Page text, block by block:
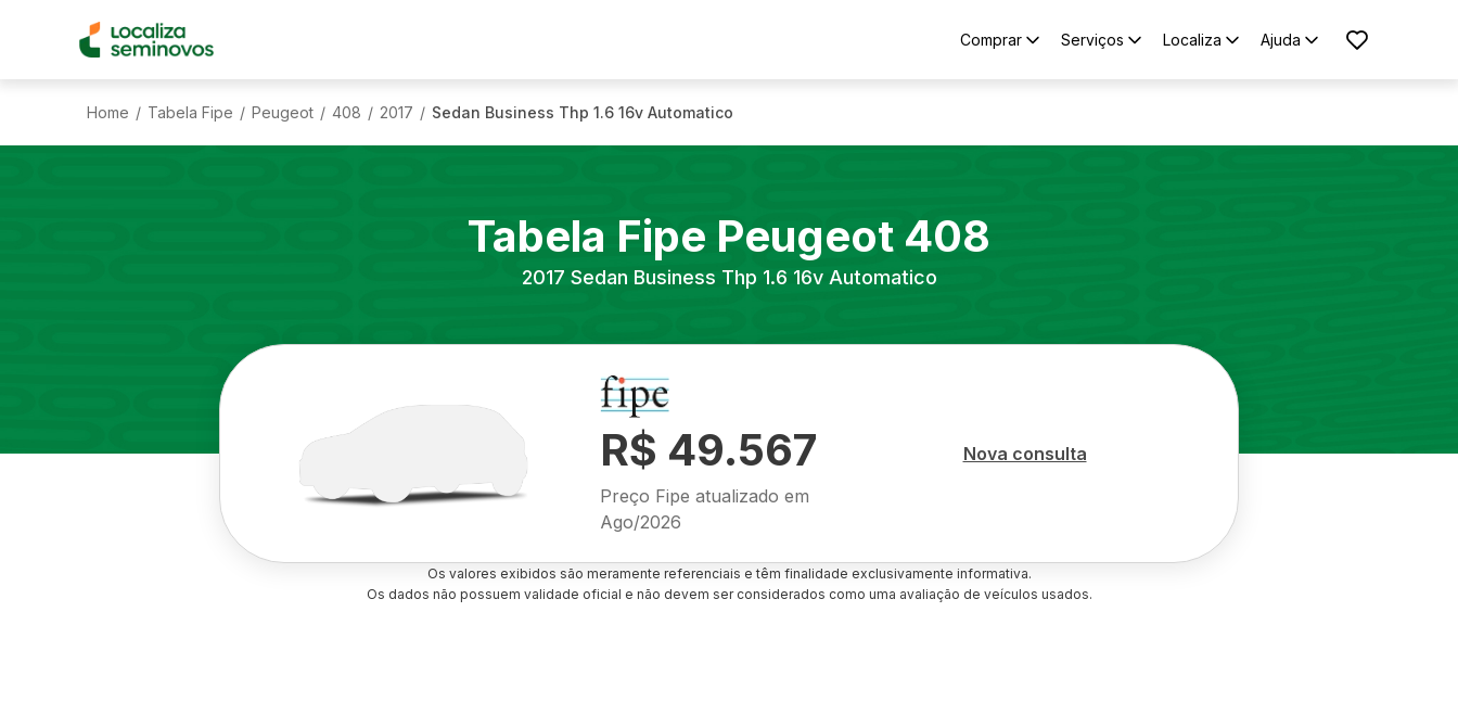
Comprar Serviços Localiza Ajuda
Home / Tabela Fipe / Peugeot / 408 / 2017 / Sedan Business Thp 1.6 16v Automatico
Tabela Fipe Peugeot 408
2017 Sedan Business Thp 1.6 16v Automatico
R$ 49.567
Preço Fipe atualizado em
Ago/2026
Nova consulta
Os valores exibidos são meramente referenciais e têm finalidade exclusivamente informativa.
Os dados não possuem validade oficial e não devem ser considerados como uma avaliação de veículos usados.